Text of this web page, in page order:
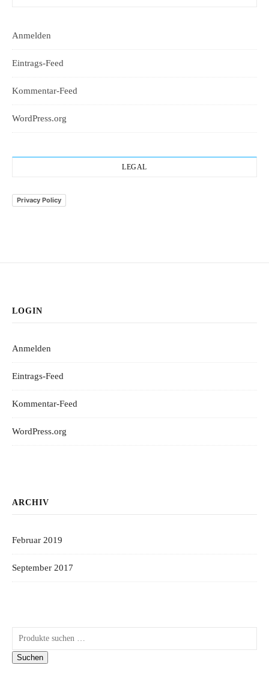
Anmelden
Eintrags-Feed
Kommentar-Feed
WordPress.org
LEGAL
Privacy Policy
LOGIN
Anmelden
Eintrags-Feed
Kommentar-Feed
WordPress.org
ARCHIV
Februar 2019
September 2017
Suchen nach:
Suchen